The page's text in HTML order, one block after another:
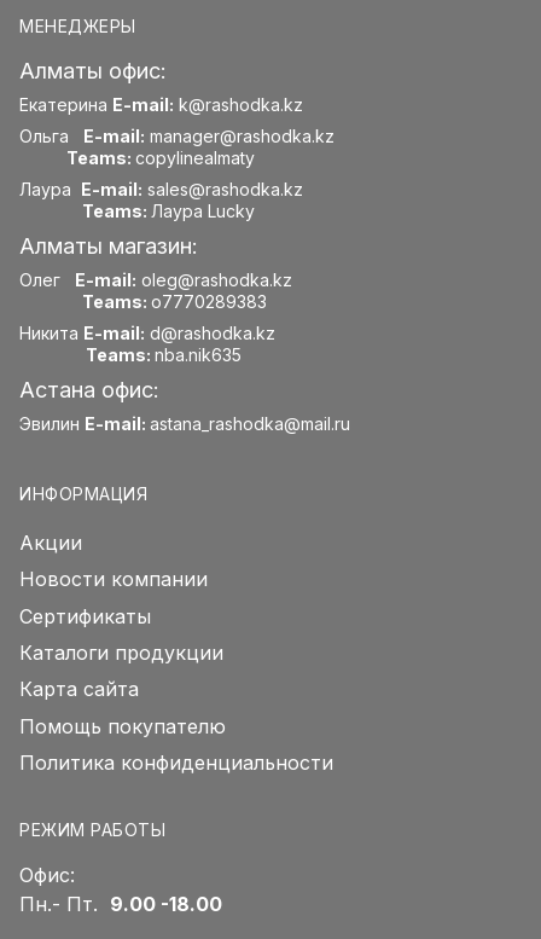
МЕНЕДЖЕРЫ
Алматы офис:
Екатерина E-mail: k@rashodka.kz
Ольга E-mail: manager@rashodka.kz
Teams: copylinealmaty
Лаура E-mail: sales@rashodka.kz
Teams: Лаура Lucky
Алматы магазин:
Олег E-mail: oleg@rashodka.kz
Teams: o7770289383
Никита E-mail: d@rashodka.kz
Teams: nba.nik635
Астана офис:
Эвилин E-mail: astana_rashodka@mail.ru
ИНФОРМАЦИЯ
Акции
Новости компании
Сертификаты
Каталоги продукции
Карта сайта
Помощь покупателю
Политика конфиденциальности
РЕЖИМ РАБОТЫ
Офис:
Пн.- Пт. 9.00 -18.00